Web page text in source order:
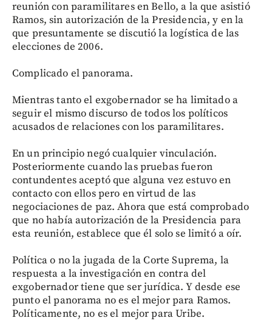
reunión con paramilitares en Bello, a la que asistió
Ramos, sin autorización de la Presidencia, y en la
que presuntamente se discutió la logística de las
elecciones de 2006.
Complicado el panorama.
Mientras tanto el exgobernador se ha limitado a
seguir el mismo discurso de todos los políticos
acusados de relaciones con los paramilitares.
En un principio negó cualquier vinculación.
Posteriormente cuando las pruebas fueron
contundentes aceptó que alguna vez estuvo en
contacto con ellos pero en virtud de las
negociaciones de paz. Ahora que está comprobado
que no había autorización de la Presidencia para
esta reunión, establece que él solo se limitó a oír.
Política o no la jugada de la Corte Suprema, la
respuesta a la investigación en contra del
exgobernador tiene que ser jurídica. Y desde ese
punto el panorama no es el mejor para Ramos.
Políticamente, no es el mejor para Uribe.